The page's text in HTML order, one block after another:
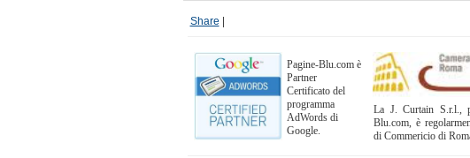
Share
Pagine-Blu.com è
Partner
Certificato del
programma
AdWords di
Google.
La J. Curtain S.r.l.,
Blu.com, è
di Commericio di